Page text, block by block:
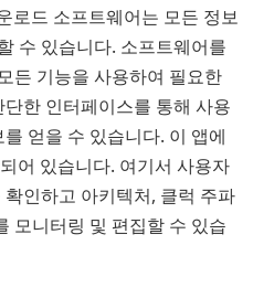
드 소프트웨어는 모든 정보
수 있습니다. 소프트웨어를
든 기능을 사용하여 필요한
한 인터페이스를 통해 사용
얻을 수 있습니다. 이 앱에
어 있습니다. 여기서 사용자
인하고 아키텍처, 클럭 주파
모니터링 및 편집할 수 있습